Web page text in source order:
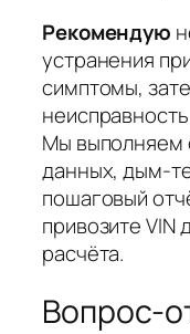
Рекомендую
устранения
симптомы,
Мы выполняем
данных, дым-
пошаговый
привозите VIN
расчёта.
Вопрос-